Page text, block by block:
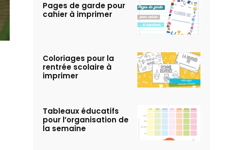
Pages de garde pour
cahier à imprimer
Coloriages pour la
rentrée scolaire à
imprimer
Tableaux éducatifs
pour l’organisation de
la semaine